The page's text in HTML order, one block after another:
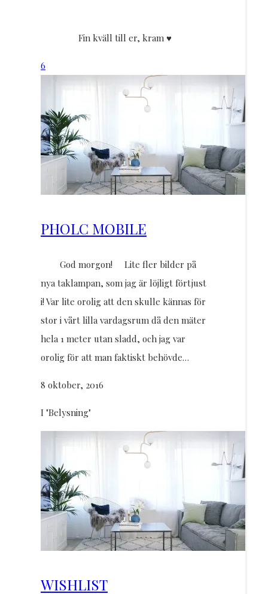
Fin kväll till er, kram ♥
6
PHOLC MOBILE
God morgon! Lite fler bilder på
nya taklampan, som jag är löjligt förtjust
i! Var lite orolig att den skulle kännas för
stor i vårt lilla vardagsrum då den mäter
hela 1 meter utan sladd, och jag var
orolig för att man faktiskt behövde…
8 oktober, 2016
I "Belysning"
WISHLIST